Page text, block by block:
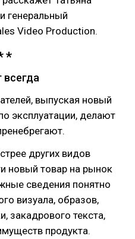
генеральный
Video Production.
выпуская новый
эксплуатации, делают
других видов
новый товар на рынок
сведения понятно
визуала, образов,
закадрового текста,
продукта.